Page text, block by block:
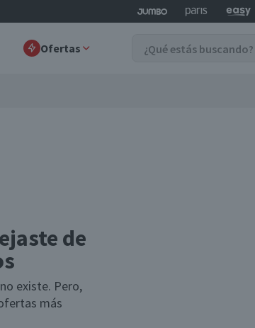
Ofertas
de
existe. Pero,
más